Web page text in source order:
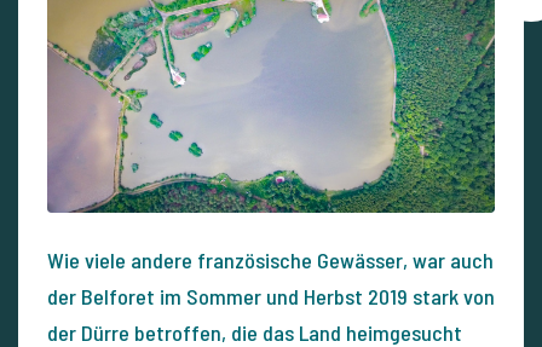
Wie viele andere französische Gewässer, war auch
der Belforet im Sommer und Herbst 2019 stark von
der Dürre betroffen, die das Land heimgesucht